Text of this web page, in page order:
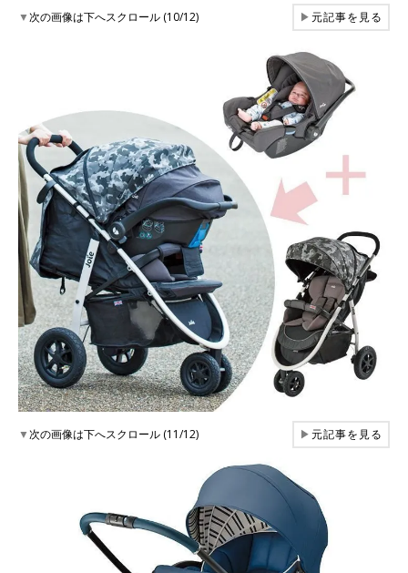
▼次の画像は下へスクロール (10/12) ▶元記事を見る
▼次の画像は下へスクロール (11/12) ▶元記事を見る